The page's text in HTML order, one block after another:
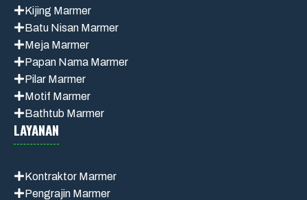
Kijing Marmer
Batu Nisan Marmer
Meja Marmer
Papan Nama Marmer
Pilar Marmer
Motif Marmer
Bathtub Marmer
LAYANAN
Kontraktor Marmer
Pengrajin Marmer